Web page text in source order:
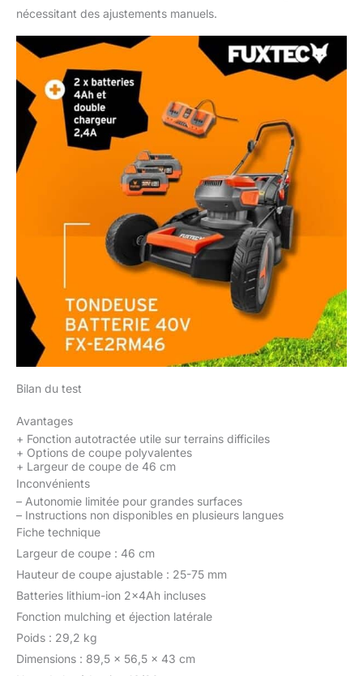
nécessitant des ajustements manuels.
Bilan du test
Avantages
+ Fonction autotractée utile sur terrains difficiles
+ Options de coupe polyvalentes
+ Largeur de coupe de 46 cm
Inconvénients
– Autonomie limitée pour grandes surfaces
– Instructions non disponibles en plusieurs langues
Fiche technique
Largeur de coupe : 46 cm
Hauteur de coupe ajustable : 25-75 mm
Batteries lithium-ion 2x4Ah incluses
Fonction mulching et éjection latérale
Poids : 29,2 kg
Dimensions : 89,5 x 56,5 x 43 cm